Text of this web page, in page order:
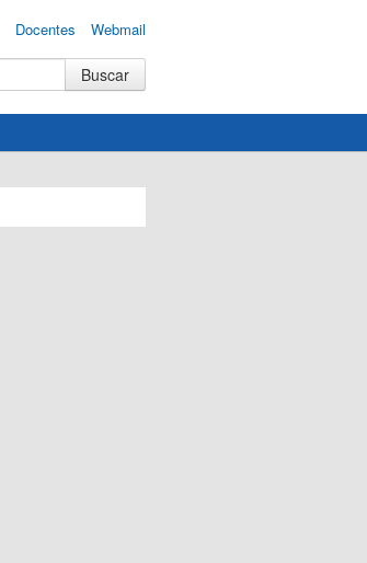
Docentes Webmail